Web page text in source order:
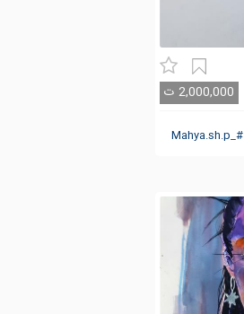
2,000,000 ت
#_Mahya.sh.p